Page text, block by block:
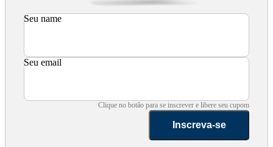
Seu name
Seu email
Clique no botão para se inscrever e libere seu cupom
Inscreva-se